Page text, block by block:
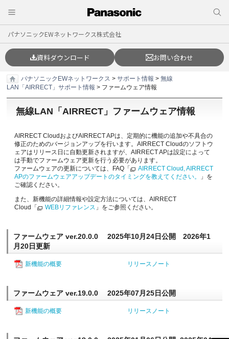
パナソニックEWネットワークス株式会社
資料ダウンロード お問い合わせ
パナソニックEWネットワークス >サポート情報 >無線
LAN「AIRRECT」サポート情報 > ファームウェア情報
無線LAN「AIRRECT」ファームウェア情報
AIRRECT CloudおよびAIRRECT APは、定期的に機能の追加や不具合の
修正のためのバージョンアップを行います。AIRRECT Cloudのソフトウ
ェアはリリース日に自動更新されますが、AIRRECT APは設定によって
は手動でファームウェア更新を行う必要があります。
ファームウェアの更新については、FAQ「
AIRRECT Cloud, AIRRECT
APのファームウェアアップデートのタイミングを教えてください。
」を
ご確認ください。
また、新機能の詳細情報や設定方法については、AIRRECT
Cloud「
WEBリファレンス 」をご参照ください。
ファームウェア ver.20.0.0 2025年10月24日公開 2026年1
月20日更新
新機能の概要 リリースノート
ファームウェア ver.19.0.0 2025年07月25日公開
新機能の概要 リリースノート